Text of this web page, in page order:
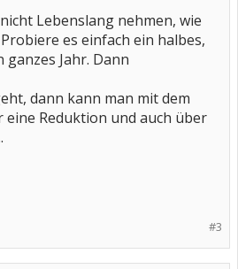
Lebenslang nehmen, wie
es einfach ein halbes,
Jahr. Dann
dann kann man mit dem
eine Reduktion und auch über
#3